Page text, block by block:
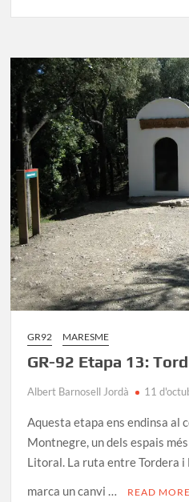
12:
Lloret
de
Mar
–
Tordera
GR92 MARESME
GR-92 Etapa 13:
Albert Barnosell Jordà 11
Aquesta etapa ens endinsa al
Montnegre, un dels espais
Litoral. La ruta entre Tordera
marca un canvi …
READ MORE